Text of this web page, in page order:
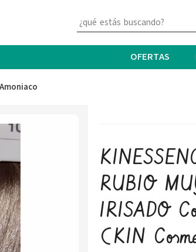
OFERTAS
RUBIO
IRISADO
(KIN